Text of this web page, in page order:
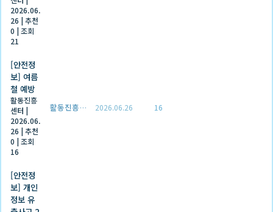
2026.06.
26 |추천
0 |조회
21
[안전정
보] 여름
철 예방
활동진흥
센터 |
2026.06.
26 |추천
0 |조회
16
활동진흥센터 2026.06.26 16
[안전정
보] 개인
정보 유